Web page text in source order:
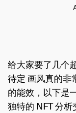
给大家要了几个
待定 画风真的非
的能效，以下是
独特的 NFT 分